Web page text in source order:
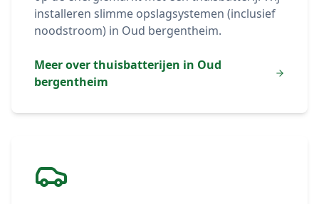
installeren slimme opslagsystemen (inclusief
noodstroom) in Oud bergentheim.
Meer over thuisbatterijen in Oud
bergentheim